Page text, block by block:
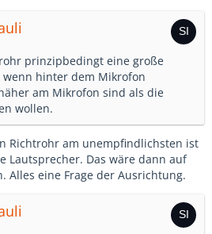
prinzipbedingt eine große
wenn hinter dem Mikrofon
am Mikrofon sind als die
wollen.
Richtrohr am unempfindlichsten ist
Lautsprecher. Das wäre dann auf
Alles eine Frage der Ausrichtung.